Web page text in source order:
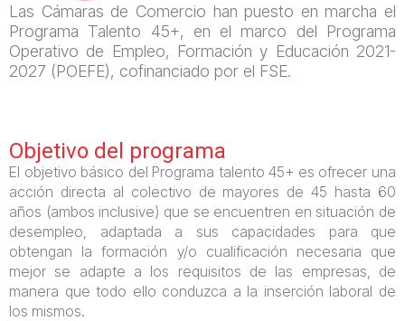
Las Cámaras de Comercio han puesto en marcha el
Programa Talento 45+, en el marco del Programa
Operativo de Empleo, Formación y Educación 2021-
2027 (POEFE), cofinanciado por el FSE.
Objetivo del programa
El objetivo básico del Programa talento 45+ es ofrecer una
acción directa al colectivo de mayores de 45 hasta 60
años (ambos inclusive) que se encuentren en situación de
desempleo, adaptada a sus capacidades para que
obtengan la formación y/o cualificación necesaria que
mejor se adapte a los requisitos de las empresas, de
manera que todo ello conduzca a la inserción laboral de
los mismos.